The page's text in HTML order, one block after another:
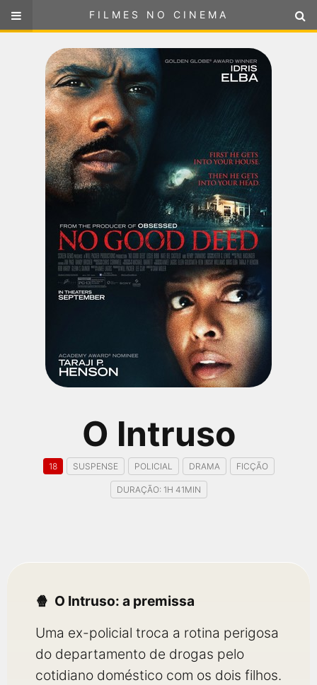
FILMES NO CINEMA
ou selecione sua localização
O Intruso
18 SUSPENSE POLICIAL DRAMA FICÇÃO
DURAÇÃO: 1H 41MIN
O Intruso: a premissa
Uma ex-policial troca a rotina perigosa
do departamento de drogas pelo
cotidiano doméstico com os dois filhos.
FILMES NO CINEMA
SELECIONE SUA LOCALIZAÇÃO
FILMES EM CARTAZ
PRÓXIMOS LANÇAMENTOS
GÊNEROS
PÁGINA INICIAL
FilmesNoCinema.com.bré o maior localizador de filmes e
sessões de cinema no Brasil. Através dele, você pode
encontrar os filmes no cinema mais próximos a você ou a
qualquer cidade em território brasileiro. Você pode também
acessar informações sobre cinemas, horários, assistir aos